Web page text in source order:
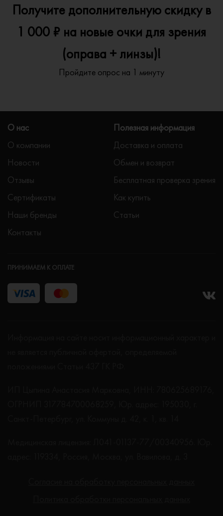
Получите дополнительную скидку в
1 000 ₽ на новые очки для зрения
(оправа + линзы)!
Пройдите опрос на 1 минуту
О нас
О компании
Новости
Отзывы
Сертификаты
Наши бренды
Контакты
Полезная информация
Доставка и оплата
Обмен и возврат
Бесплатная проверка зрения
Как купить
Статьи
ПРИНИМАЕМ К ОПЛАТЕ